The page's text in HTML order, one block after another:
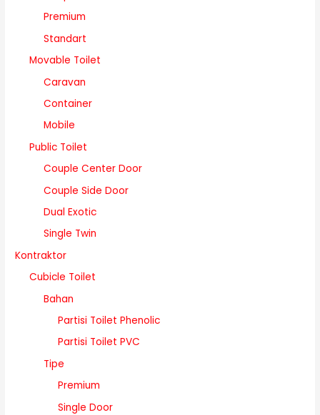
Premium
Standart
Movable Toilet
Caravan
Container
Mobile
Public Toilet
Couple Center Door
Couple Side Door
Dual Exotic
Single Twin
Kontraktor
Cubicle Toilet
Bahan
Partisi Toilet Phenolic
Partisi Toilet PVC
Tipe
Premium
Single Door